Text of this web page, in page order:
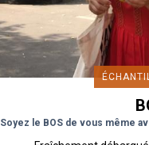
Soyez le BOS de vous même